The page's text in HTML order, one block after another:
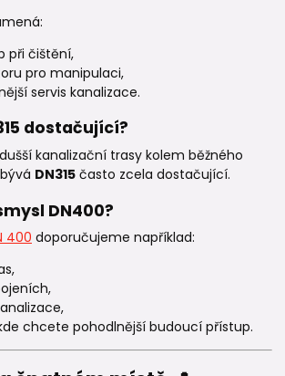
při čištění,
pro manipulaci,
servis kanalizace.
dostačující?
kanalizační trasy kolem běžného
DN315 často zcela dostačující.
DN400?
400 doporučujeme například:
chcete pohodlnější budoucí přístup.